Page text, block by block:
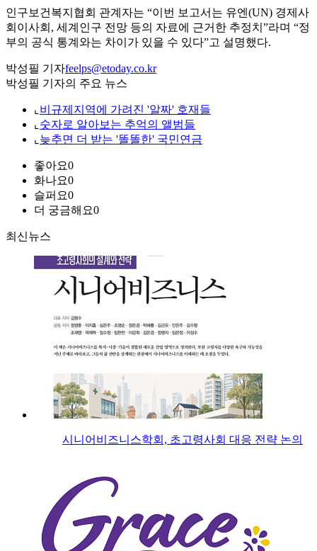
인구보건복지협회 관계자는 “이번 보고서는 유엔(UN) 경제사
회이사회, 세계인구 전망 등의 자료에 근거한 추정치”라며 “정
부의 공식 통계와는 차이가 있을 수 있다”고 설명했다.
박성필 기자feelps@etoday.co.kr
박성필 기자의 주요 뉴스
⌞ 비규제지역에 가려진 '알짜' 호재들
⌞ 숫자로 알아보는 추억의 앨범들
⌞ 늦추면 더 받는 '똘똘한' 국민연금
좋아요0
화나요0
슬퍼요0
더 궁금해요0
최신뉴스
시니어비즈니스학회, 초고령사회 대응 전략 논의